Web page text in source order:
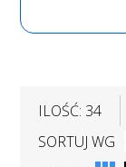
ILOŚĆ: 34
SORTUJ WG